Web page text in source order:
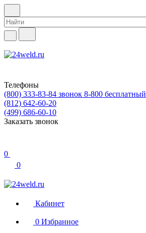
Телефоны
(800) 333-83-84 звонок 8-800 бесплатный
(812) 642-60-20
(499) 686-60-10
Заказать звонок
0
0
Кабинет
0 Избранное